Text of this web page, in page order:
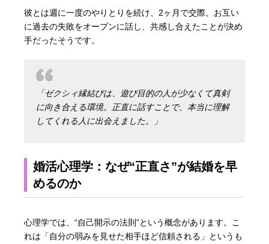
彼とは週に一度のやりとりを続け、2ヶ月で交際。お互い
に過去の失敗をオープンに話し、共感し合えたことが決め
手だったそうです。
「ゼクシィ縁結びは、遊び目的の人が少なくて真剣
に向き合える環境。正直に話すことで、本当に理解
してくれる人に出会えました。」
婚活心理学：なぜ“正直さ”が結婚を早
めるのか
心理学では、“自己開示の法則”という概念があります。こ
れは「自分の弱みを見せた相手ほど信頼される」というも